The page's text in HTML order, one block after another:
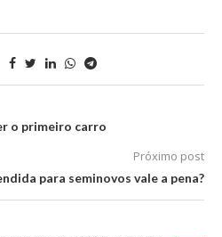
o primeiro carro
Próximo post
para seminovos vale a pena?